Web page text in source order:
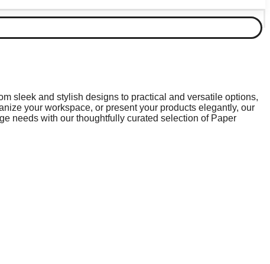
sleek and stylish designs to practical and versatile options,
your workspace, or present your products elegantly, our
needs with our thoughtfully curated selection of Paper